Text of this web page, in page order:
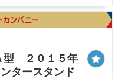
型 ２０１５年
タースタンド